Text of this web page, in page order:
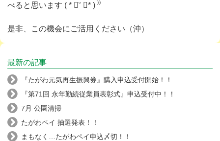
べると思います ( * ॑˘ ॑* ) ⁾⁾
是非、この機会にご活用ください（沖）
最新の記事
『たがわ元気再生振興券』購入申込受付開始！！
『第71回 永年勤続従業員表彰式』申込受付中！！
7月 公園清掃
たがわペイ 抽選発表！！
まもなく…たがわペイ申込〆切！！